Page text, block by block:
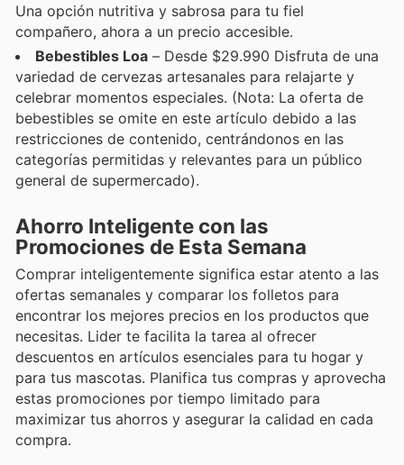
Una opción nutritiva y sabrosa para tu fiel
compañero, ahora a un precio accesible.
Bebestibles Loa – Desde $29.990 Disfruta de una
variedad de cervezas artesanales para relajarte y
celebrar momentos especiales. (Nota: La oferta de
bebestibles se omite en este artículo debido a las
restricciones de contenido, centrándonos en las
categorías permitidas y relevantes para un público
general de supermercado).
Ahorro Inteligente con las
Promociones de Esta Semana
Comprar inteligentemente significa estar atento a las
ofertas semanales y comparar los folletos para
encontrar los mejores precios en los productos que
necesitas. Lider te facilita la tarea al ofrecer
descuentos en artículos esenciales para tu hogar y
para tus mascotas. Planifica tus compras y aprovecha
estas promociones por tiempo limitado para
maximizar tus ahorros y asegurar la calidad en cada
compra.